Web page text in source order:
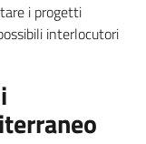
i progetti
interlocutori